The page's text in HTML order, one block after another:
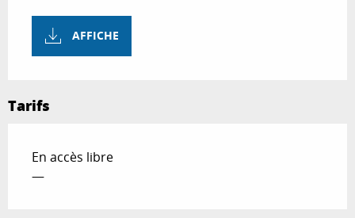
AFFICHE
Tarifs
En accès libre
—